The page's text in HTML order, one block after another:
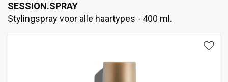
Merken
SESSION.SPRAY
Stylingspray voor alle haartypes - 400 ml.